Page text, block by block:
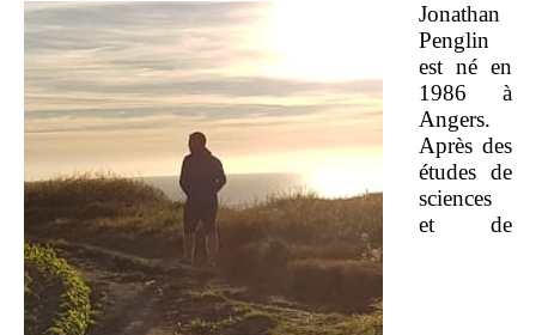
Jonathan
Penglin
est né en
1986 à
Angers.
Après des
études de
sciences
et de